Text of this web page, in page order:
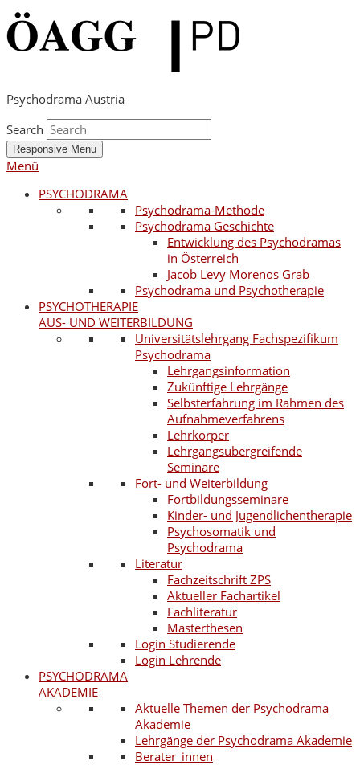
Psychodrama Austria
Search
Responsive Menu
Menü
PSYCHODRAMA
Psychodrama-Methode
Psychodrama Geschichte
Entwicklung des Psychodramas
in Österreich
Jacob Levy Morenos Grab
Psychodrama und Psychotherapie
PSYCHOTHERAPIE
AUS- UND WEITERBILDUNG
Universitätslehrgang Fachspezifikum
Psychodrama
Lehrgangsinformation
Zukünftige Lehrgänge
Selbsterfahrung im Rahmen des
Aufnahmeverfahrens
Lehrkörper
Lehrgangsübergreifende
Seminare
Fort- und Weiterbildung
Fortbildungsseminare
Kinder- und Jugendlichentherapie
Psychosomatik und
Psychodrama
Literatur
Fachzeitschrift ZPS
Aktueller Fachartikel
Fachliteratur
Masterthesen
Login Studierende
Login Lehrende
PSYCHODRAMA
AKADEMIE
Aktuelle Themen der Psychodrama
Akademie
Lehrgänge der Psychodrama Akademie
Berater_innen